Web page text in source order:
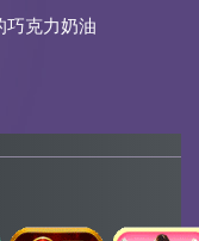
巧克力奶油